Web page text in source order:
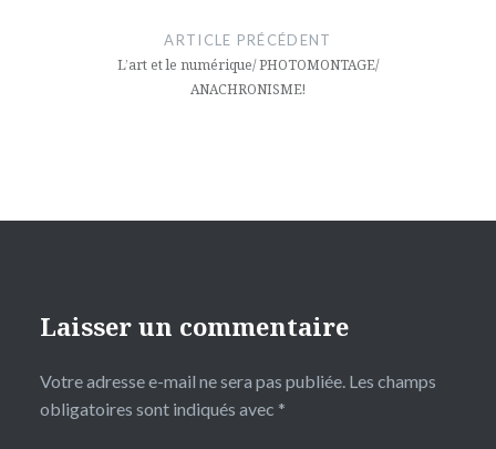
ARTICLE PRÉCÉDENT
L’art et le numérique/ PHOTOMONTAGE/
ANACHRONISME!
Laisser un commentaire
Votre adresse e-mail ne sera pas publiée. Les champs
obligatoires sont indiqués avec *